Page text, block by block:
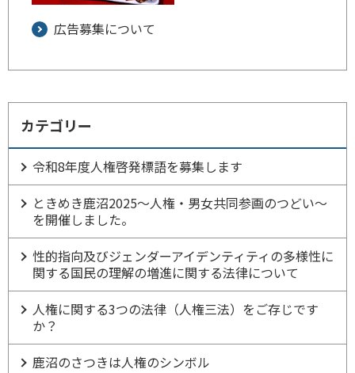
広告募集について
カテゴリー
令和8年度人権啓発標語を募集します
ときめき鹿沼2025～人権・男女共同参画のつどい～
を開催しました。
性的指向及びジェンダーアイデンティティの多様性に
関する国民の理解の増進に関する法律について
人権に関する3つの法律（人権三法）をご存じです
か？
鹿沼のさつきは人権のシンボル